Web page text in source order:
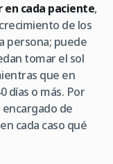
en cada paciente,
de los
persona; puede
tomar el sol
que en
días o más. Por
de
cada caso qué